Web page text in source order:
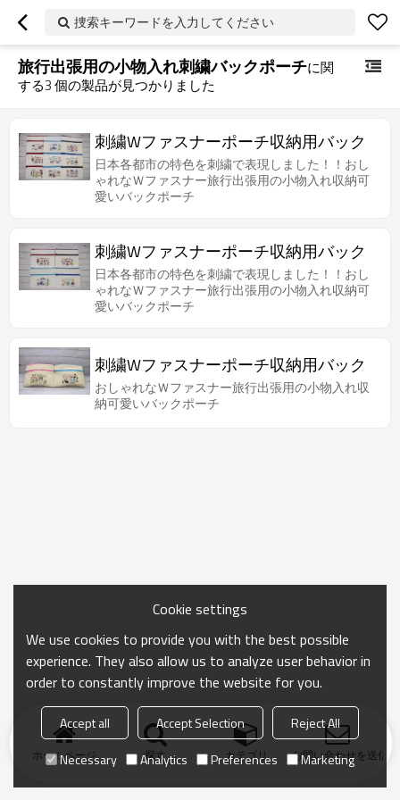
捜索キーワードを入力してください
旅行出張用の小物入れ刺繍バックポーチに関
する3個の製品が見つかりました
刺繍Wファスナーポーチ収納用バック
日本各都市の特色を刺繍で表現しました！！おし
ゃれなＷファスナー旅行出張用の小物入れ収納可
愛いバックポーチ
刺繍Wファスナーポーチ収納用バック
日本各都市の特色を刺繍で表現しました！！おし
ゃれなＷファスナー旅行出張用の小物入れ収納可
愛いバックポーチ
刺繍Wファスナーポーチ収納用バック
おしゃれなＷファスナー旅行出張用の小物入れ収
納可愛いバックポーチ
ホームページ 探す カテゴリ お問い合わせを送信
Cookie settings
We use cookies to provide you with the best possible
experience. They also allow us to analyze user behavior in
order to constantly improve the website for you.
Accept all Accept Selection
Reject All
Necessary
Analytics Preferences Marketing